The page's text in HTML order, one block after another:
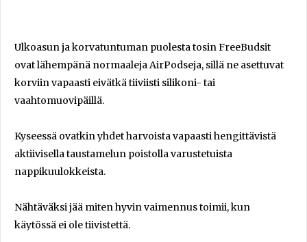
Ulkoasun ja korvatuntuman puolesta tosin FreeBudsit
ovat lähempänä normaaleja AirPodseja, sillä ne asettuvat
korviin vapaasti eivätkä tiiviisti silikoni- tai
vaahtomuovipäillä.
Kyseessä ovatkin yhdet harvoista vapaasti hengittävistä
aktiivisella taustamelun poistolla varustetuista
nappikuulokkeista.
Nähtäväksi jää miten hyvin vaimennus toimii, kun
käytössä ei ole tiivistettä.